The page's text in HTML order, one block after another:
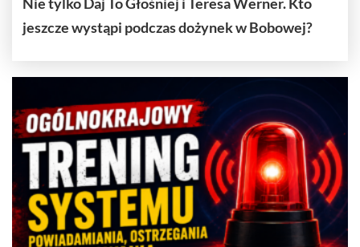
jeszcze wystąpi podczas dożynek w Bobowej?